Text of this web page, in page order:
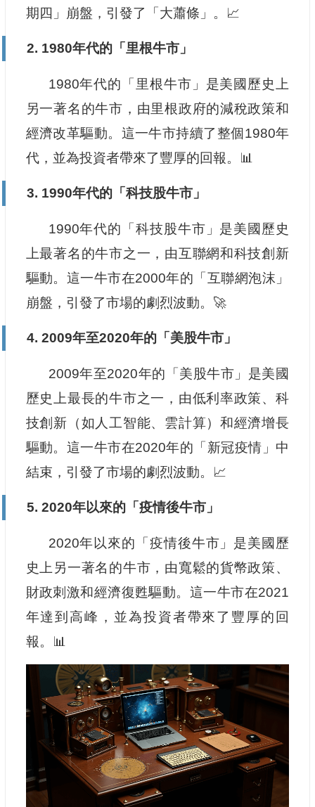
期四」崩盤，引發了「大蕭條」。📈
2. 1980年代的「里根牛市」
1980年代的「里根牛市」是美國歷史上
另一著名的牛市，由里根政府的減稅政策和
經濟改革驅動。這一牛市持續了整個1980年
代，並為投資者帶來了豐厚的回報。📊
3. 1990年代的「科技股牛市」
1990年代的「科技股牛市」是美國歷史
上最著名的牛市之一，由互聯網和科技創新
驅動。這一牛市在2000年的「互聯網泡沫」
崩盤，引發了市場的劇烈波動。🚀
4. 2009年至2020年的「美股牛市」
2009年至2020年的「美股牛市」是美國
歷史上最長的牛市之一，由低利率政策、科
技創新（如人工智能、雲計算）和經濟增長
驅動。這一牛市在2020年的「新冠疫情」中
結束，引發了市場的劇烈波動。📈
5. 2020年以來的「疫情後牛市」
2020年以來的「疫情後牛市」是美國歷
史上另一著名的牛市，由寬鬆的貨幣政策、
財政刺激和經濟復甦驅動。這一牛市在2021
年達到高峰，並為投資者帶來了豐厚的回
報。📊